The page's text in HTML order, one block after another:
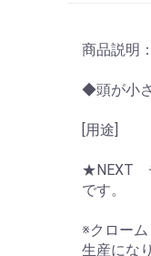
商品説明
◆頭が小
[用途]
★NEXT
です。
※クロー
生産にな